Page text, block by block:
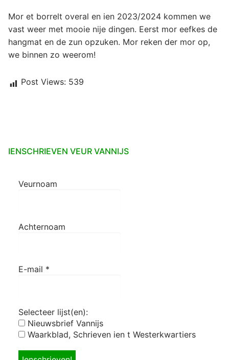
Mor et borrelt overal en ien 2023/2024 kommen we
vast weer met mooie nije dingen. Eerst mor eefkes de
hangmat en de zun opzuken. Mor reken der mor op,
we binnen zo weerom!
Post Views: 539
IENSCHRIEVEN VEUR VANNIJS
Veurnoam
Achternoam
E-mail *
Selecteer lijst(en):
Nieuwsbrief Vannijs
Waarkblad, Schrieven ien t Westerkwartiers